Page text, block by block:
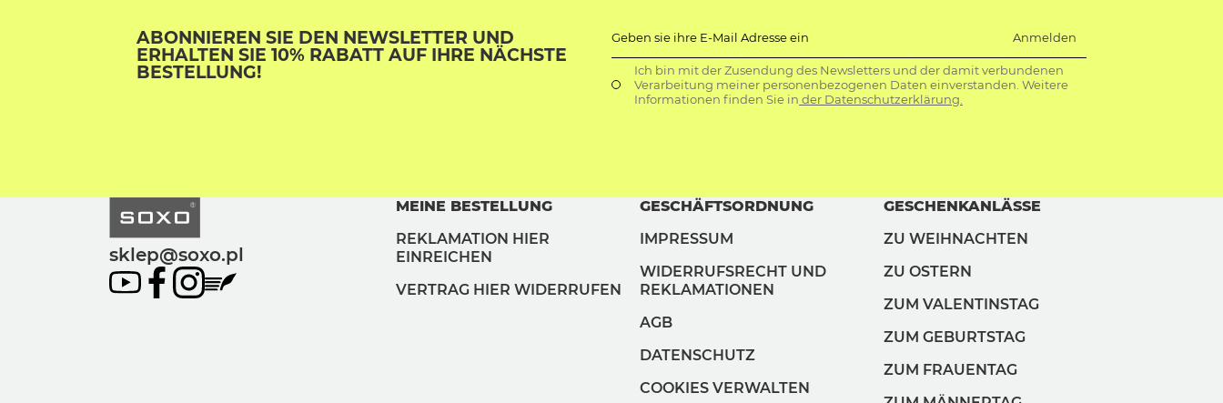
ABONNIEREN SIE DEN NEWSLETTER UND
ERHALTEN SIE 10% RABATT AUF IHRE NÄCHSTE
BESTELLUNG!
Geben sie ihre E-Mail Adresse ein Anmelden
Ich bin mit der Zusendung des Newsletters und der damit verbundenen
Verarbeitung meiner personenbezogenen Daten einverstanden. Weitere
Informationen finden Sie in der Datenschutzerklärung.
sklep@soxo.pl
MEINE BESTELLUNG
REKLAMATION HIER
EINREICHEN
VERTRAG HIER WIDERRUFEN
GESCHÄFTSORDNUNG
IMPRESSUM
WIDERRUFSRECHT UND
REKLAMATIONEN
AGB
DATENSCHUTZ
COOKIES VERWALTEN
GESCHENKANLÄSSE
ZU WEIHNACHTEN
ZU OSTERN
ZUM VALENTINSTAG
ZUM GEBURTSTAG
ZUM FRAUENTAG